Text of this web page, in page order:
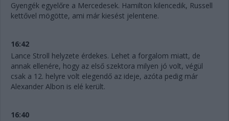
Gyengék egyelőre a Mercedesek. Hamilton kilencedik, Russell
kettővel mögötte, ami már kiesést jelentene.
16:42
Lance Stroll helyzete érdekes. Lehet a forgalom miatt, de
annak ellenére, hogy az első szektora milyen jó volt, végül
csak a 12. helyre volt elegendő az ideje, azóta pedig már
Alexander Albon is elé került.
16:40